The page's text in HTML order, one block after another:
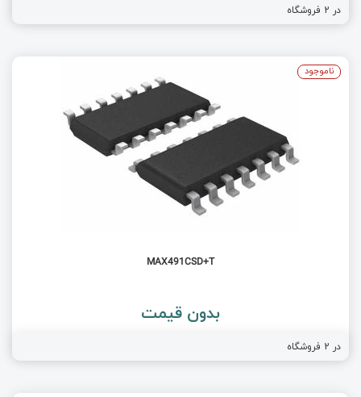
در 2 فروشگاه
MAX491CSD+T
بدون قیمت
در 2 فروشگاه
ناموجود